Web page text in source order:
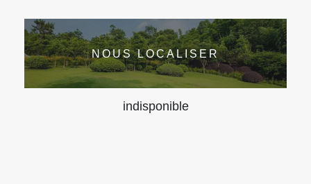
NOUS LOCALISER
indisponible